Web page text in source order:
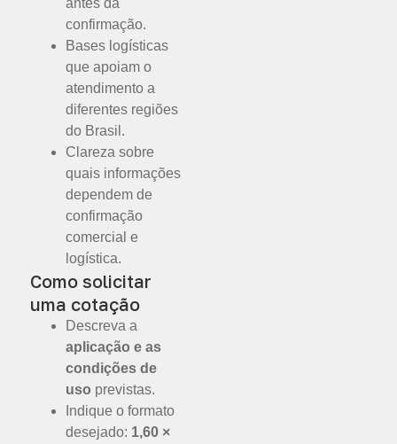
confirmação.
Bases logísticas
que apoiam o
atendimento a
diferentes regiões
do Brasil.
Clareza sobre
quais informações
dependem de
confirmação
comercial e
logística.
Como solicitar
uma cotação
Descreva a
aplicação e as
condições de
uso previstas.
Indique o formato
desejado: 1,60 ×